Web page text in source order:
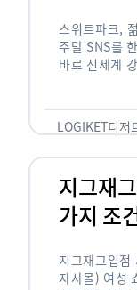
스위트파크,
주말 SNS를
바로 신세계
LOGIKET디저
지그재
가지 조
지그재그입
자사몰) 여성